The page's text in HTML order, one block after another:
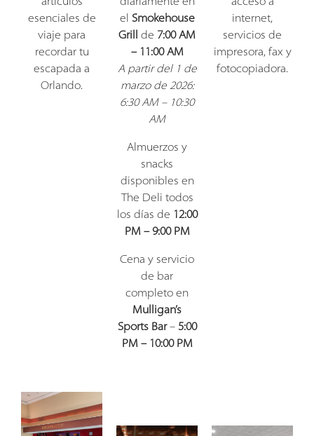
esenciales de
viaje para
recordar tu
escapada a
Orlando.
el Smokehouse
Grill
de 7:00 AM
– 11:00 AM
A partir del 1 de
marzo de 2026:
6:30 AM – 10:30
AM
Almuerzos y
snacks
disponibles en
The Deli todos
los días de 12:00
PM – 9:00 PM
Cena y servicio
de bar
completo en
Mulligan’s
Sports Bar– 5:00
PM – 10:00 PM
internet,
servicios de
impresora, fax y
fotocopiadora.